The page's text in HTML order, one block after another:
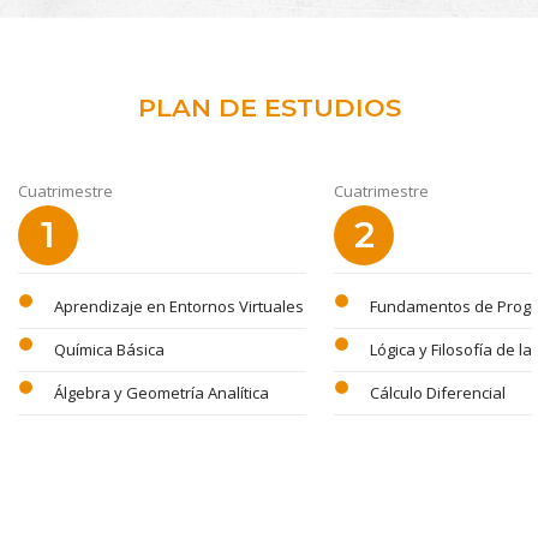
PLAN DE ESTUDIOS
Cuatrimestre
1
circle Aprendizaje en Entornos Virtuales
circle Química Básica
circle Álgebra y Geometría Analítica
Cuatrimestre
2
circle Fundamentos de
circle Lógica y Filosofía de la
circle Cálculo Diferencial